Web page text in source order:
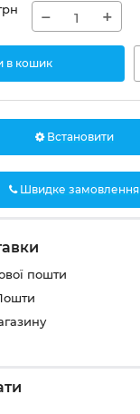
− +
в кошик
Встановити
Швидке замовлення
пошти